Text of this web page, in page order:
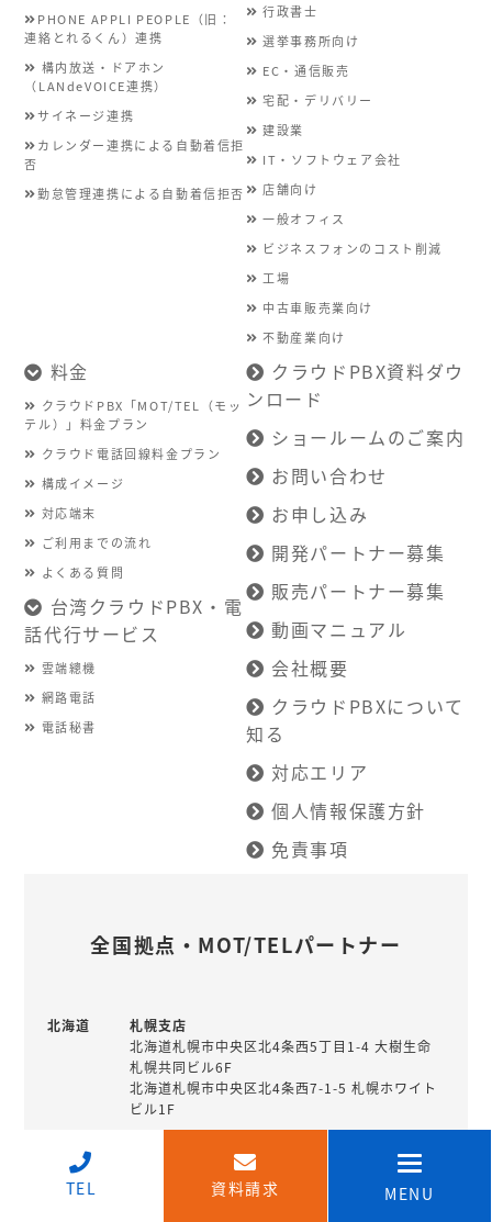
PHONE APPLI PEOPLE（旧：
連絡とれるくん）連携
構内放送・ドアホン
（LANdeVOICE連携）
サイネージ連携
カレンダー連携による自動着信拒
否
勤怠管理連携による自動着信拒否
行政書士
選挙事務所向け
EC・通信販売
宅配・デリバリー
建設業
IT・ソフトウェア会社
店舗向け
一般オフィス
ビジネスフォンのコスト削減
工場
中古車販売業向け
不動産業向け
料金
クラウドPBX「MOT/TEL（モッ
テル）」料金プラン
クラウド電話回線料金プラン
構成イメージ
対応端末
ご利用までの流れ
よくある質問
台湾クラウドPBX・電
話代行サービス
雲端總機
網路電話
電話秘書
クラウドPBX資料ダウ
ンロード
ショールームのご案内
お問い合わせ
お申し込み
開発パートナー募集
販売パートナー募集
動画マニュアル
会社概要
クラウドPBXについて
知る
対応エリア
個人情報保護方針
免責事項
全国拠点・MOT/TELパートナー
北海道
札幌支店
北海道札幌市中央区北4条西5丁目1-4 大樹生命
札幌共同ビル6F
北海道札幌市中央区北4条西7-1-5 札幌ホワイト
ビル1F
北海道釧路市北大通10丁目1-4 北陸銀行住友生
TEL 資料請求 MENU